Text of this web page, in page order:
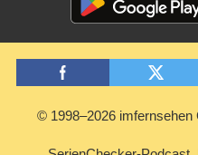
© 1998–2026 imfernsehen